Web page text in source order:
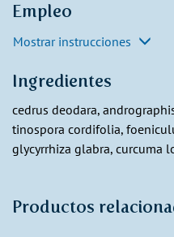
Empleo
Mostrar instrucciones
Ingredientes
cedrus deodara,
tinospora cordifolia,
glycyrrhiza glabra, curcuma
Productos